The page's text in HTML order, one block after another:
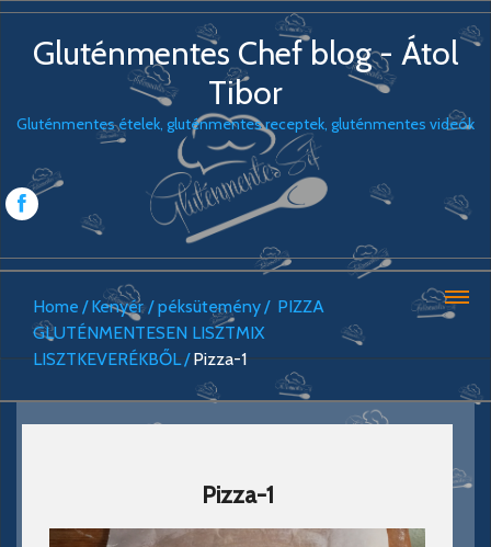
Gluténmentes Chef blog - Átol
Tibor
Gluténmentes ételek, gluténmentes receptek, gluténmentes videók
Home Kenyér / péksütemény
PIZZA
GLUTÉNMENTESEN LISZTMIX
LISZTKEVERÉKBŐL Pizza-1
Pizza-1